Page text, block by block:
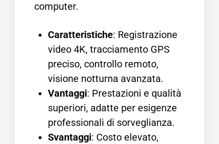
computer.
Caratteristiche: Registrazione
video 4K, tracciamento GPS
preciso, controllo remoto,
visione notturna avanzata.
Vantaggi: Prestazioni e qualità
superiori, adatte per esigenze
professionali di sorveglianza.
Svantaggi: Costo elevato,